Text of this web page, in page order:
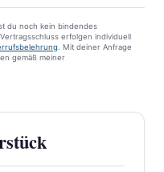
du noch kein bindendes
erfolgen individuell
. Mit deiner Anfrage
gemäß meiner